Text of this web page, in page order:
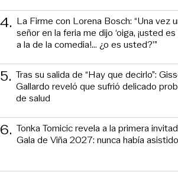
4. La Firme con Lorena Bosch: “Una vez
señor en la feria me dijo ‘oiga, ¡usted es
a la de la comedia!... ¿o es usted?’”
5. Tras su salida de “Hay que decirlo”:
Gallardo reveló que sufrió delicado
de salud
6. Tonka Tomicic revela a la primera
Gala de Viña 2027: nunca había asistido